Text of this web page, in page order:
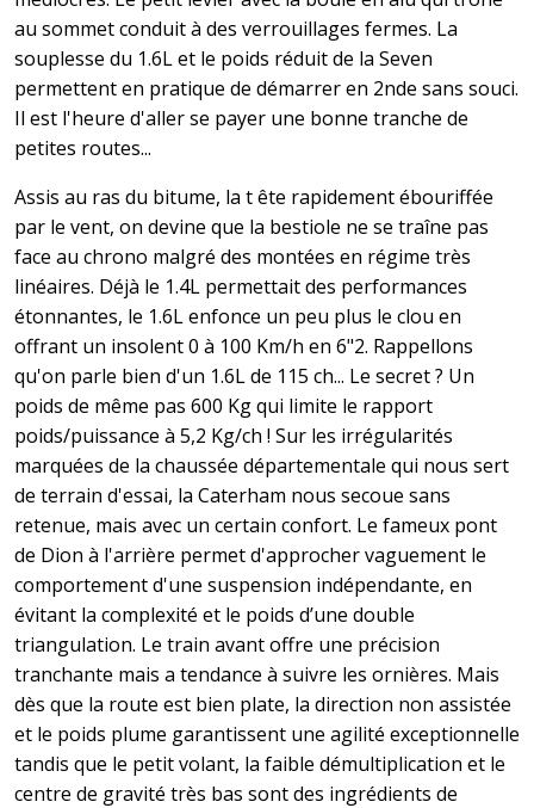
au sommet conduit à des verrouillages fermes. La
souplesse du 1.6L et le poids réduit de la Seven
permettent en pratique de démarrer en 2nde sans souci.
Il est l'heure d'aller se payer une bonne tranche de
petites routes...
Assis au ras du bitume, la t ête rapidement ébouriffée
par le vent, on devine que la bestiole ne se traîne pas
face au chrono malgré des montées en régime très
linéaires. Déjà le 1.4L permettait des performances
étonnantes, le 1.6L enfonce un peu plus le clou en
offrant un insolent 0 à 100 Km/h en 6"2. Rappellons
qu'on parle bien d'un 1.6L de 115 ch... Le secret ? Un
poids de même pas 600 Kg qui limite le rapport
poids/puissance à 5,2 Kg/ch ! Sur les irrégularités
marquées de la chaussée départementale qui nous sert
de terrain d'essai, la Caterham nous secoue sans
retenue, mais avec un certain confort. Le fameux pont
de Dion à l'arrière permet d'approcher vaguement le
comportement d'une suspension indépendante, en
évitant la complexité et le poids d’une double
triangulation. Le train avant offre une précision
tranchante mais a tendance à suivre les ornières. Mais
dès que la route est bien plate, la direction non assistée
et le poids plume garantissent une agilité exceptionnelle
tandis que le petit volant, la faible démultiplication et le
centre de gravité très bas sont des ingrédients de